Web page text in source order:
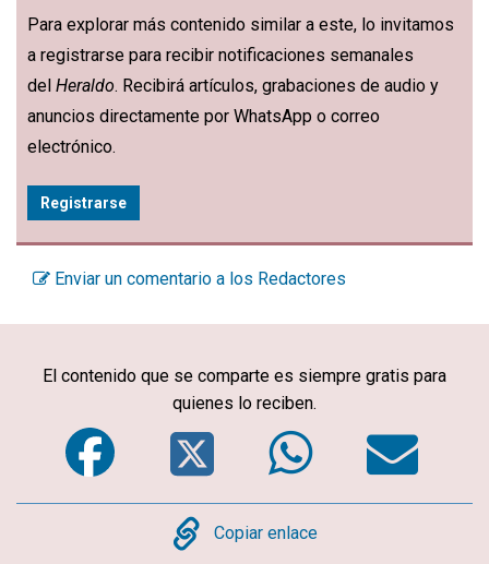
Para explorar más contenido similar a este, lo invitamos
a registrarse para recibir notificaciones semanales
del Heraldo. Recibirá artículos, grabaciones de audio y
anuncios directamente por WhatsApp o correo
electrónico.
Registrarse
Enviar un comentario a los Redactores
El contenido que se comparte es siempre gratis para
quienes lo reciben.
Facebook
Twitter
Copy
Copiar enlace